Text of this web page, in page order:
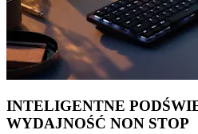
INTELIGENTNE
WYDAJNOŚĆ NON STOP